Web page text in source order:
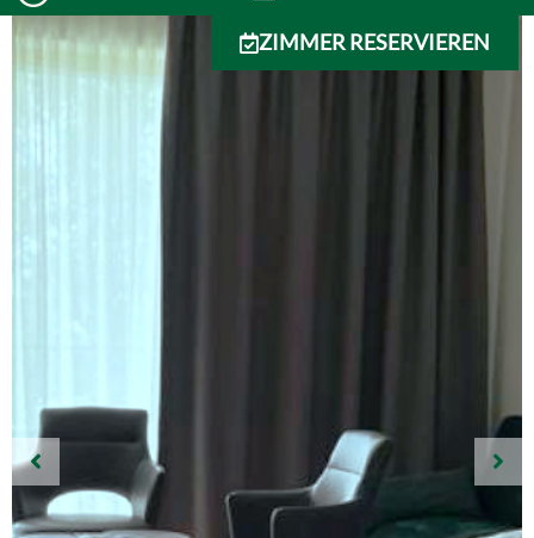
ZIMMER RESERVIEREN